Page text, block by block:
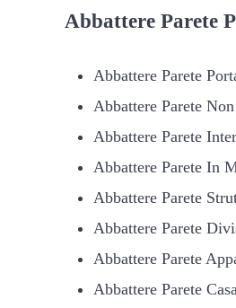
Abbattere Parete
Abbattere Parete
Abbattere Parete
Abbattere Parete
Abbattere Parete In
Abbattere Parete
Abbattere Parete
Abbattere Parete
Abbattere Parete